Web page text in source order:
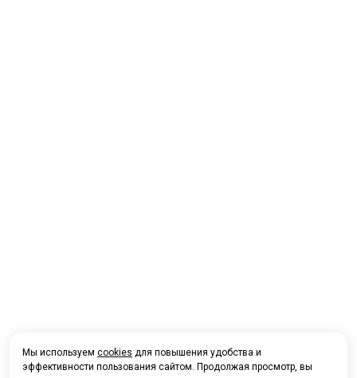
Мы используем cookies для повышения удобства и
эффективности пользования сайтом. Продолжая просмотр, вы